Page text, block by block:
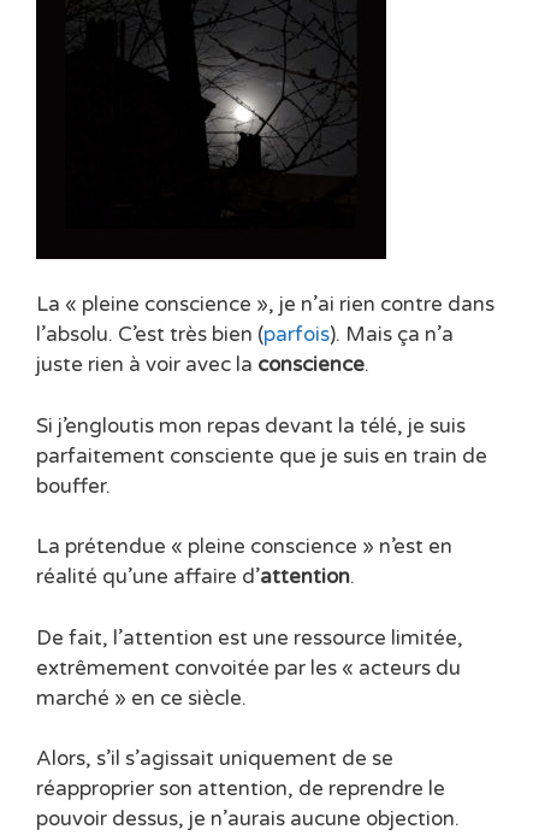
La « pleine conscience », je n’ai rien contre dans
l’absolu. C’est très bien (parfois). Mais ça n’a
juste rien à voir avec la conscience.
Si j’engloutis mon repas devant la télé, je suis
parfaitement consciente que je suis en train de
bouffer.
La prétendue « pleine conscience » n’est en
réalité qu’une affaire d’attention.
De fait, l’attention est une ressource limitée,
extrêmement convoitée par les « acteurs du
marché » en ce siècle.
Alors, s’il s’agissait uniquement de se
réapproprier son attention, de reprendre le
pouvoir dessus, je n’aurais aucune objection.